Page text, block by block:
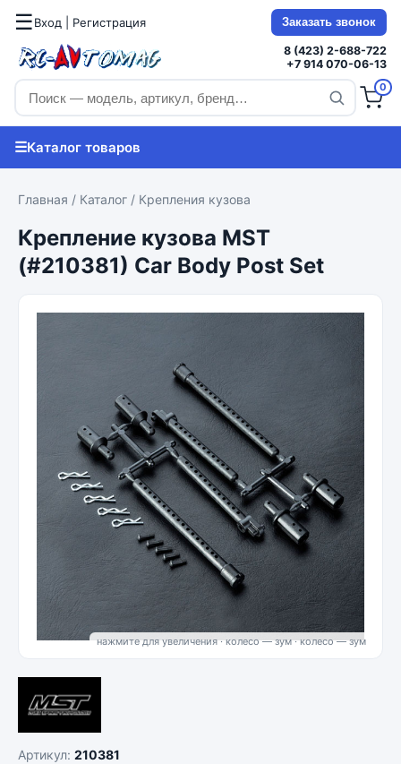
☰Вход | Регистрация Заказать звонок
8 (423) 2-688-722
+7 914 070-06-13
0
☰Каталог товаров
Главная / Каталог / Крепления кузова
Крепление кузова MST
(#210381) Car Body Post Set
нажмите для увеличения · колесо — зум
Артикул: 210381